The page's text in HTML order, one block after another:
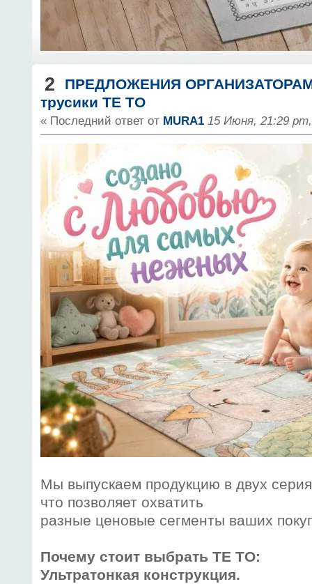
2
ПРЕДЛОЖЕНИЯ
трусики TE TO
« Последний ответ от MURA1 15 Июня, 21:29
Мы выпускаем продукцию в двух
что позволяет охватить
разные ценовые сегменты ваших
Почему стоит выбрать TE TO:
Ультратонкая конструкция.